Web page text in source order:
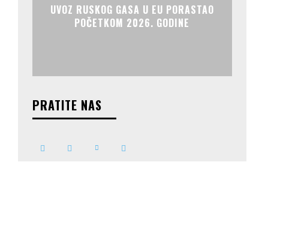
UVOZ RUSKOG GASA U EU PORASTAO
POČETKOM 2026. GODINE
PRATITE NAS